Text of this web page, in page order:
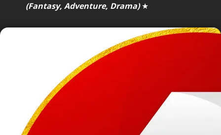
(Fantasy, Adventure, Drama) ★